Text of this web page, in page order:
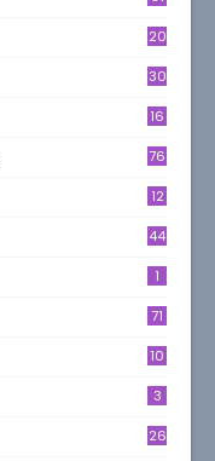
20
30
16
76
12
44
1
71
10
3
26